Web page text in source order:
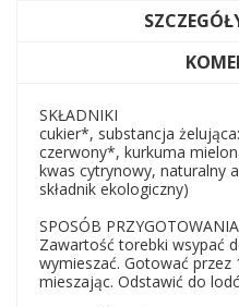
SKŁADNIKI
cukier*, substancja
czerwony*, kurkuma
kwas cytrynowy, naturalny
składnik ekologiczny)
SPOSÓB PRZYGOTOWANIA
Zawartość torebki wsypać
wymieszać. Gotować przez
mieszając. Odstawić do